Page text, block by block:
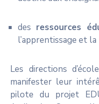
des ressources
l’apprentissage et
Les directions
manifester leur
pilote du projet